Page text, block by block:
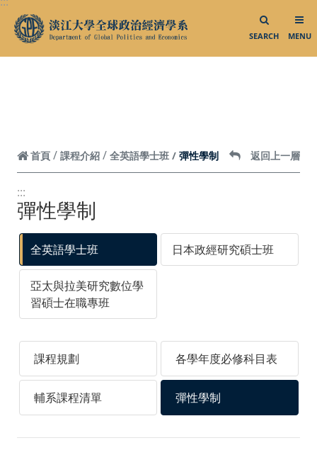
跳到頁面主要內容區
SEARCH MENU
業師演講
外賓來訪
系所活動
影音專區
相關連結
中華民國外交部
中華民國僑務委員會
中華民國對外貿易發展協會
首頁 課程介紹 全英語學士班 彈性學制 返回上一層
:::
彈性學制
全英語學士班 日本政經研究碩士班
亞太與拉美研究數位學
習碩士在職專班
課程規劃 各學年度必修科目表
輔系課程清單 彈性學制